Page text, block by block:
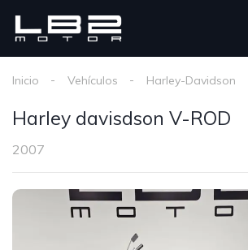
Inicio Vehículos Harley-Davidson
Harley davisdson V-ROD
2007